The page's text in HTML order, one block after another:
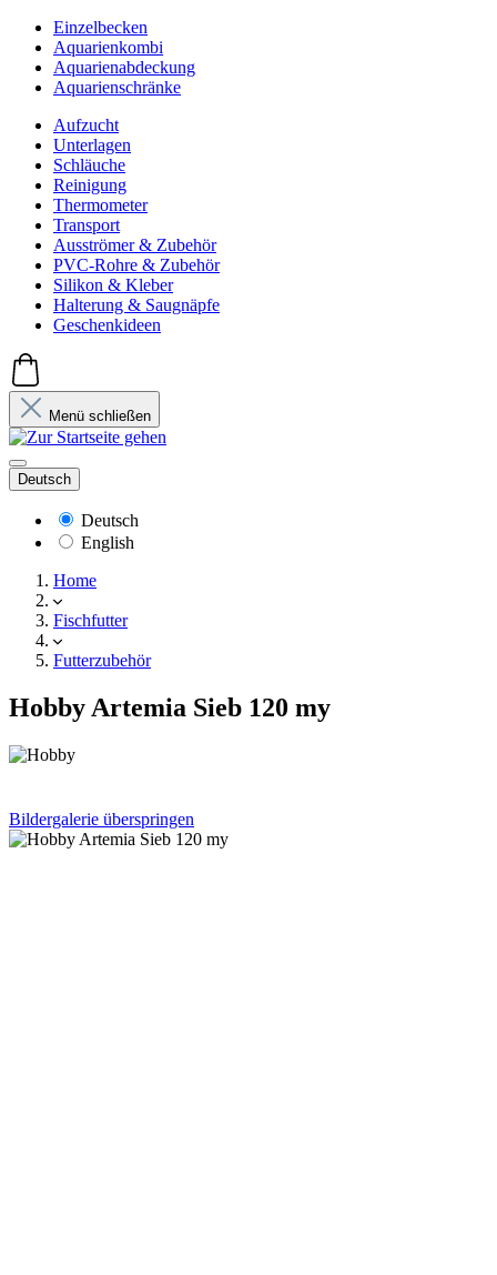
Einzelbecken
Aquarienkombi
Aquarienabdeckung
Aquarienschränke
Aufzucht
Unterlagen
Schläuche
Reinigung
Thermometer
Transport
Ausströmer & Zubehör
PVC-Rohre & Zubehör
Silikon & Kleber
Halterung & Saugnäpfe
Geschenkideen
Menü schließen
Deutsch
Deutsch
English
Home
Fischfutter
Futterzubehör
Hobby Artemia Sieb 120 my
Bildergalerie überspringen